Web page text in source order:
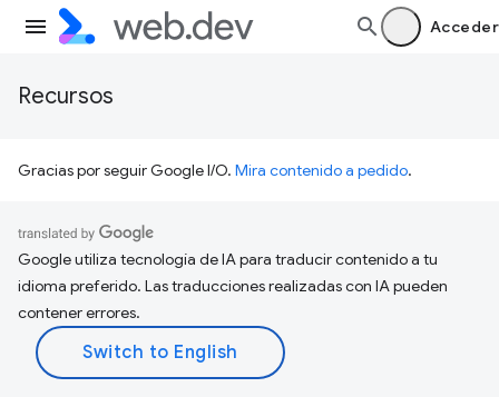
Acceder
Recursos
Gracias por seguir Google I/O. Mira contenido a pedido.
Google utiliza tecnología de IA para traducir contenido a tu
idioma preferido. Las traducciones realizadas con IA pueden
contener errores.